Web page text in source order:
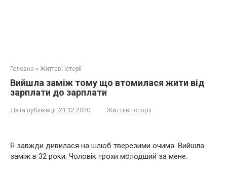
Головна » Життєві історії
Вийшла заміж тому що втомилася жити від
зарплати до зарплати
Дата публікації: 21.12.2020 Життєві історії
Я завжди дивилася на шлюб тверезими очима. Вийшла
заміж в 32 роки. Чоловік трохи молодший за мене.